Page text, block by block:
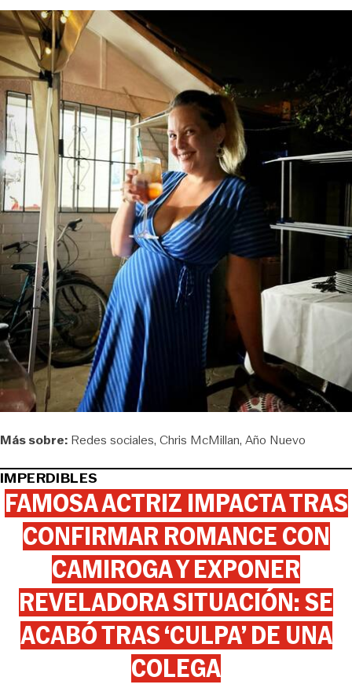
Más sobre: Redes sociales Chris McMillan Año Nuevo
IMPERDIBLES
FAMOSA ACTRIZ IMPACTA TRAS
CONFIRMAR ROMANCE CON
CAMIROGA Y EXPONER
REVELADORA SITUACIÓN: SE
ACABÓ TRAS ‘CULPA’ DE UNA
COLEGA